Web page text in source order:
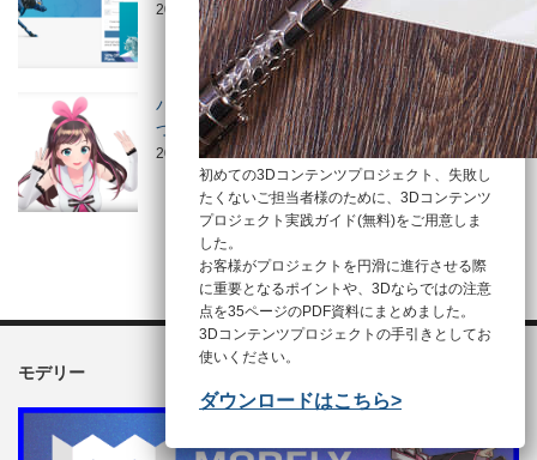
2018/11/1 使い方
バーチャルYouTuberをつくるのに必要な技術に
ついて！3Dモ…
2018/3/19 使い方
モデリー
初めての3Dコンテンツプロジェクト、失敗し
たくないご担当者様のために、3Dコンテンツ
プロジェクト実践ガイド(無料)をご用意しま
した。
お客様がプロジェクトを円滑に進行させる際
に重要となるポイントや、3Dならではの注意
点を35ページのPDF資料にまとめました。
3Dコンテンツプロジェクトの手引きとしてお
使いください。
ダウンロードはこちら>